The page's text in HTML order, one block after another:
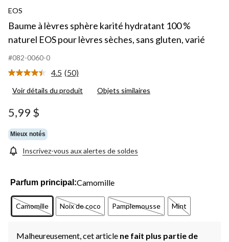
EOS
Baume à lèvres sphère karité hydratant 100 %
naturel EOS pour lèvres sèches, sans gluten, varié
#082-0060-0
4.5 Lire
50
(50)
Voir détails du produit Objets similaires
5,99 $
Mieux notés
Inscrivez-vous aux alertes de soldes
Parfum principal:Camomille
Camomille Noix de coco Pamplemousse Mint
Malheureusement, cet article ne fait plus partie de